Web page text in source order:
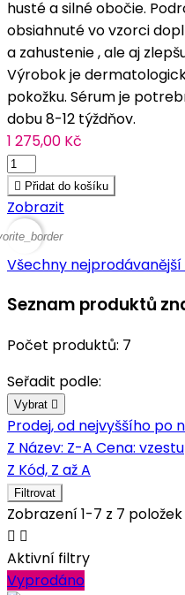
husté a silné obočie.
obsiahnuté vo vzorci
a zahustenie , ale aj
Výrobok je
pokožku. Sérum je
dobu 8-12 týždňov.
1 275,00 Kč
 Přidat do košíku
Zobrazit
Všechny
Seznam produktů
Počet produktů: 7
Seřadit podle:
Vybrat 
Prodej, od nejvyššího po
Z Název: Z-A Cena:
Z Kód, Z až A
Filtrovat
Zobrazení 1-7 z 7 položek
 
Aktivní filtry
Vyprodáno